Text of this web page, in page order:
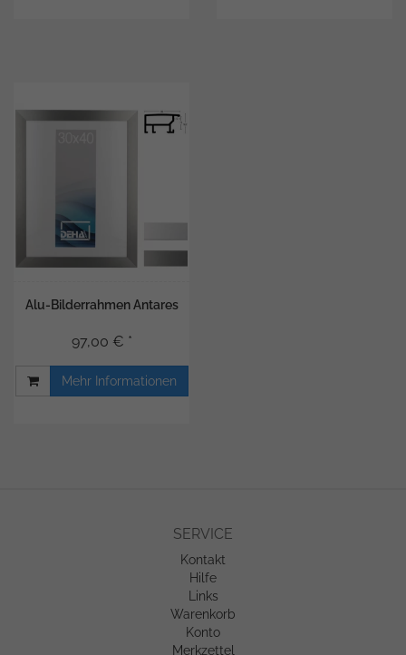
Alu-Bilderrahmen Antares
97,00 € *
Mehr Informationen
SERVICE
Kontakt
Hilfe
Links
Warenkorb
Konto
Merkzettel